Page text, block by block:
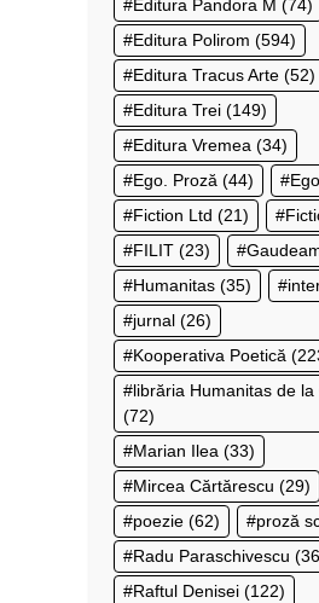
Editura Pandora M (74)
Editura Polirom (594)
Editura Tracus Arte (52)
Editura Trei (149)
Editura Vremea (34)
Ego. Proză (44)
Fiction Ltd (21)
FILIT (23)
Humanitas (35)
jurnal (26)
Kooperativa Poetică
librăria Humanitas de la
(72)
Marian Ilea (33)
Mircea Cărtărescu (29)
poezie (62) proză
Radu Paraschivescu
Raftul Denisei (122)